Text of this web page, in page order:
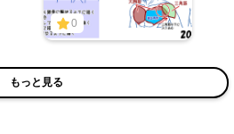
0
もっと見る